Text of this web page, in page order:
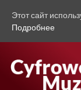
Этот сайт
Подробнее